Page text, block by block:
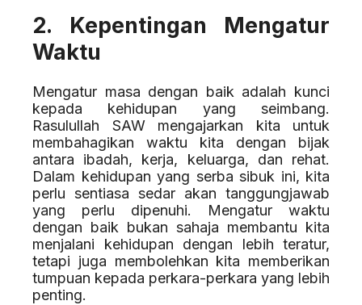
2. Kepentingan Mengatur
Waktu
Mengatur masa dengan baik adalah kunci
kepada kehidupan yang seimbang.
Rasulullah SAW mengajarkan kita untuk
membahagikan waktu kita dengan bijak
antara ibadah, kerja, keluarga, dan rehat.
Dalam kehidupan yang serba sibuk ini, kita
perlu sentiasa sedar akan tanggungjawab
yang perlu dipenuhi. Mengatur waktu
dengan baik bukan sahaja membantu kita
menjalani kehidupan dengan lebih teratur,
tetapi juga membolehkan kita memberikan
tumpuan kepada perkara-perkara yang lebih
penting.